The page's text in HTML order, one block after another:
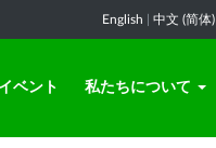
English 中文 (简体)
イベント 私たちについて